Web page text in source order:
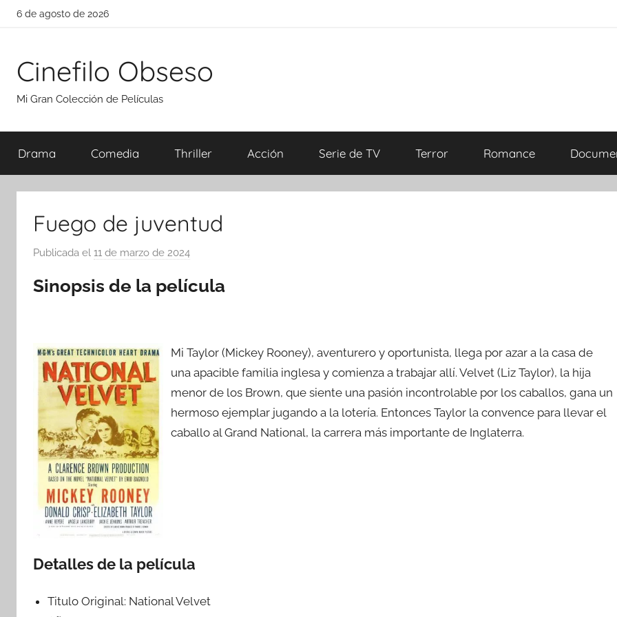
Saltar
6 de agosto de 2026
Cinefilo Obseso
Mi Gran Colección de Películas
Drama Comedia Thriller Acción Serie de TV Terror Romance
Fuego de juventud
Publicada el 11 de marzo de 2024
r
Sinopsis de la película
Mi Taylor (Mickey Rooney), aventurero y oportunista, llega por azar a la casa de
una apacible familia inglesa y comienza a trabajar allí. Velvet (Liz Taylor), la hija
menor de los Brown, que siente una pasión incontrolable por los caballos, gana un
hermoso ejemplar jugando a la lotería. Entonces Taylor la convence para llevar el
caballo al Grand National, la carrera más importante de Inglaterra.
Detalles de la película
Titulo Original: National Velvet